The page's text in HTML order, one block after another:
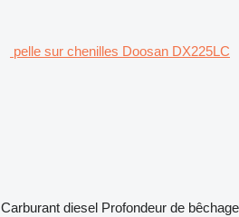
pelle sur chenilles Doosan DX225LC
Carburant diesel Profondeur de bêchage